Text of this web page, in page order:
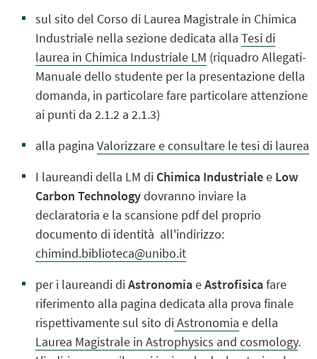
sul sito del Corso di Laurea Magistrale in Chimica
Industriale nella sezione dedicata alla Tesi di
laurea in Chimica Industriale LM (riquadro Allegati-
Manuale dello studente per la presentazione della
domanda, in particolare fare particolare attenzione
ai punti da 2.1.2 a 2.1.3)
alla pagina Valorizzare e consultare le tesi di laurea
I laureandi della LM di Chimica Industrialee Low
Carbon Technologydovranno inviare la
declaratoria e la scansione pdf del proprio
documento di identità all'indirizzo:
chimind.biblioteca@unibo.it
per i laureandi diAstronomiaeAstrofisicafare
riferimento alla pagina dedicata alla prova finale
rispettivamente sul sito diAstronomia e della
Laurea Magistrale in Astrophysics and cosmology.